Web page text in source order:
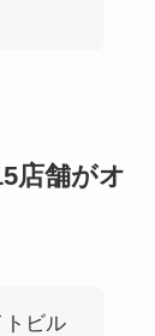
店舗がオ
トビル